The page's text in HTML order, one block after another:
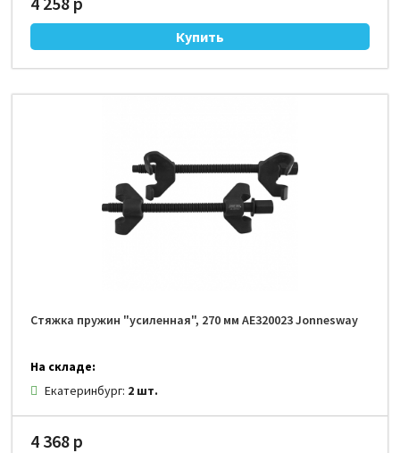
Стяжка пружин "усиленная", 270 мм AE320023 Jonnesway
На складе:
Екатеринбург: 2 шт.
4 368 р